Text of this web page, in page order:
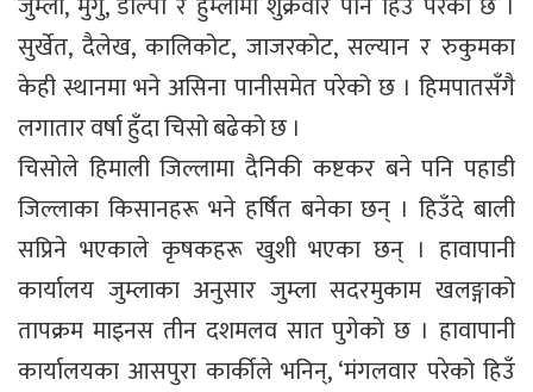
सुर्खेत, दैलेख, कालिकोट, जाजरकोट, सल्यान र रुकुमका
केही स्थानमा भने असिना पानीसमेत परेको छ । हिमपातसँगै
लगातार वर्षा हुँदा चिसो बढेको छ ।
चिसोले हिमाली जिल्लामा दैनिकी कष्टकर बने पनि पहाडी
जिल्लाका किसानहरू भने हर्षित बनेका छन् । हिउँदे बाली
सप्रिने भएकाले कृषकहरू खुशी भएका छन् । हावापानी
कार्यालय जुम्लाका अनुसार जुम्ला सदरमुकाम खलङ्गाको
तापक्रम माइनस तीन दशमलव सात पुगेको छ । हावापानी
कार्यालयका आसपुरा कार्कीले भनिन्, ‘मंगलवार परेको हिउँ